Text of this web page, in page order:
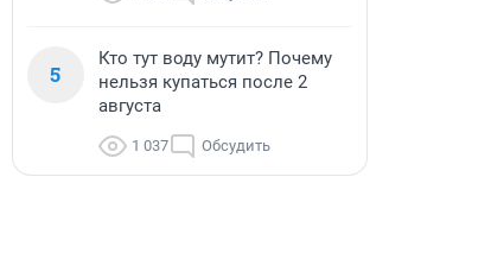
5
Кто тут воду мутит? Почему
нельзя купаться после 2
августа
1 037 Обсудить